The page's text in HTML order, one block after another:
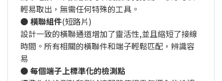
輕易取出，無需任何特殊的工具。
●橫聯組件(短路片)
設計一致的橫聯通道增加了靈活性,並且縮短了接線
時間。所有相關的橫聯件和端子輕鬆匹配，辨識容
易
●每個端子上標準化的檢測點